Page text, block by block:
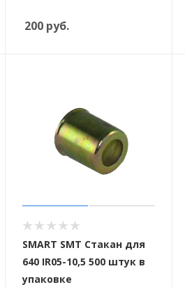
200руб.
SMART SMT Стакан для
640 IR05-10,5 500 штук в
упаковке